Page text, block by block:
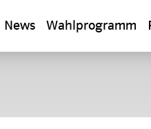
News Wahlprogramm